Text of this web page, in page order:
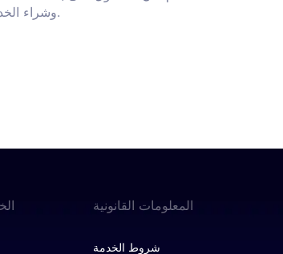
وشراء الخدمات الرقمية بسهولة. تحكم في نفقاتك وزِد من كفاءتك.
المعلومات القانونية
شروط الخدمة